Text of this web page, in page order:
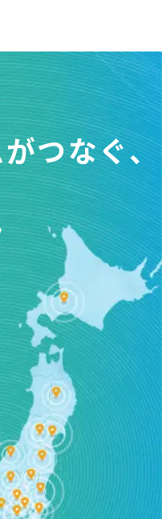
つなぐ、